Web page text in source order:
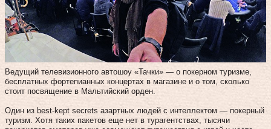
Ведущий телевизионного автошоу «Тачки» — о покерном туризме,
бесплатных фортепианных концертах в магазине и о том, сколько
стоит посвящение в Мальтийский орден.
Один из best-kept secrets азартных людей с интеллектом — покерный
туризм. Хотя таких пакетов еще нет в турагентствах, тысячи